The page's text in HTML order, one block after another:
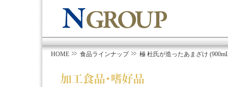
HOME 食品ラインナップ 極 杜氏が造ったあまざけ